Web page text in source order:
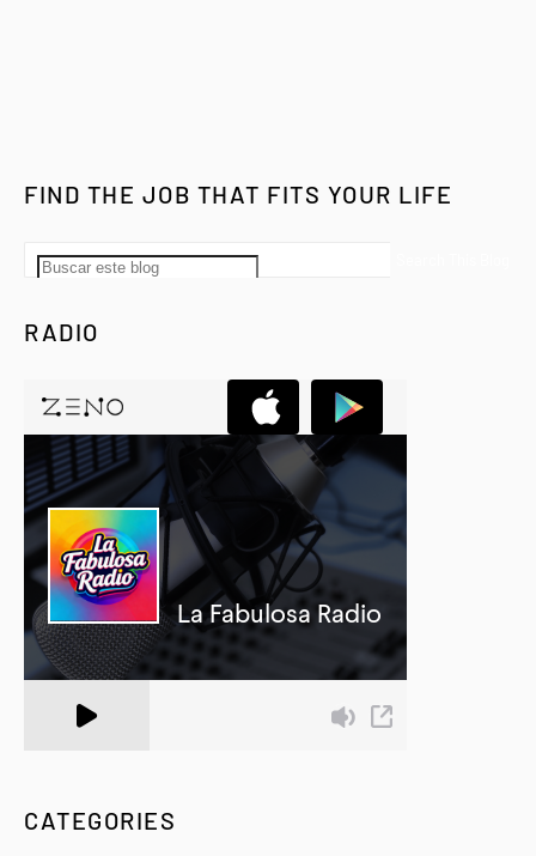
FIND THE JOB THAT FITS YOUR LIFE
RADIO
CATEGORIES